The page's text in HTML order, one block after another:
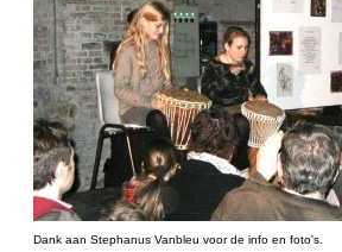
Dank aan Stephanus Vanbleu voor de info en foto's.